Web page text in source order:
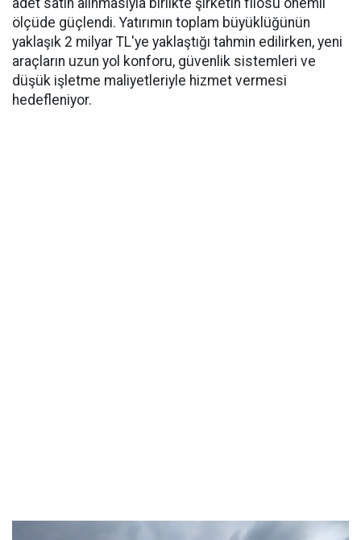
adet satın alınmasıyla birlikte şirketin filosu önemli
ölçüde güçlendi. Yatırımın toplam büyüklüğünün
yaklaşık 2 milyar TL'ye yaklaştığı tahmin edilirken, yeni
araçların uzun yol konforu, güvenlik sistemleri ve
düşük işletme maliyetleriyle hizmet vermesi
hedefleniyor.